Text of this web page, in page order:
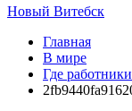
Новый Витебск
Главная
В мире
Где